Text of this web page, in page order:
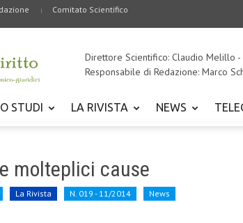
Comitato Scientifico
Direttore Scientifico: Claudio Melillo
Responsabile di Redazione: Marco
STUDI LA RIVISTA NEWS
molteplici cause
La Rivista N. 019 - 11/2014 News